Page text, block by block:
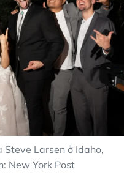
Larsen ở Idaho,
New York Post